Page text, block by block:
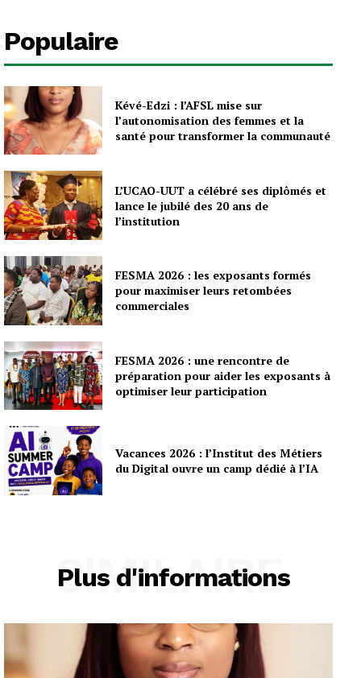
Populaire
Kévé-Edzi : l’AFSL mise sur
l’autonomisation des femmes et la
santé pour transformer la communauté
L’UCAO-UUT a célébré ses diplômés et
lance le jubilé des 20 ans de
l’institution
FESMA 2026 : les exposants formés
pour maximiser leurs retombées
commerciales
FESMA 2026 : une rencontre de
préparation pour aider les exposants à
optimiser leur participation
Vacances 2026 : l’Institut des Métiers
du Digital ouvre un camp dédié à l’IA
Plus d'informations
SIMILAIRE